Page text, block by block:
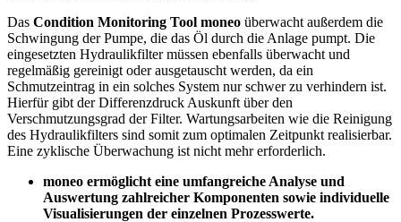
Das Condition Monitoring Tool moneo überwacht außerdem die
Schwingung der Pumpe, die das Öl durch die Anlage pumpt. Die
eingesetzten Hydraulikfilter müssen ebenfalls überwacht und
regelmäßig gereinigt oder ausgetauscht werden, da ein
Schmutzeintrag in ein solches System nur schwer zu verhindern ist.
Hierfür gibt der Differenzdruck Auskunft über den
Verschmutzungsgrad der Filter. Wartungsarbeiten wie die Reinigung
des Hydraulikfilters sind somit zum optimalen Zeitpunkt realisierbar.
Eine zyklische Überwachung ist nicht mehr erforderlich.
moneo ermöglicht eine umfangreiche Analyse und
Auswertung zahlreicher Komponenten sowie individuelle
Visualisierungen der einzelnen Prozesswerte.